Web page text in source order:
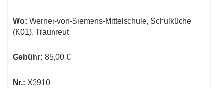
Wo: Werner-von-Siemens-Mittelschule, Schulküche
(K01), Traunreut
Gebühr: 85,00 €
Nr.: X3910